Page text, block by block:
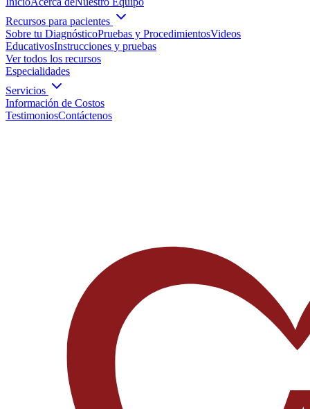
Recursos para pacientes
Sobre tu DiagnósticoPruebas y ProcedimientosVideos
EducativosInstrucciones y pruebas
Ver todos los recursos
Especialidades
Servicios
Información de Costos
TestimoniosContáctenos